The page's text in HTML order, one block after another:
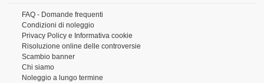
FAQ - Domande frequenti
Condizioni di noleggio
Privacy Policy e Informativa cookie
Risoluzione online delle controversie
Scambio banner
Chi siamo
Noleggio a lungo termine